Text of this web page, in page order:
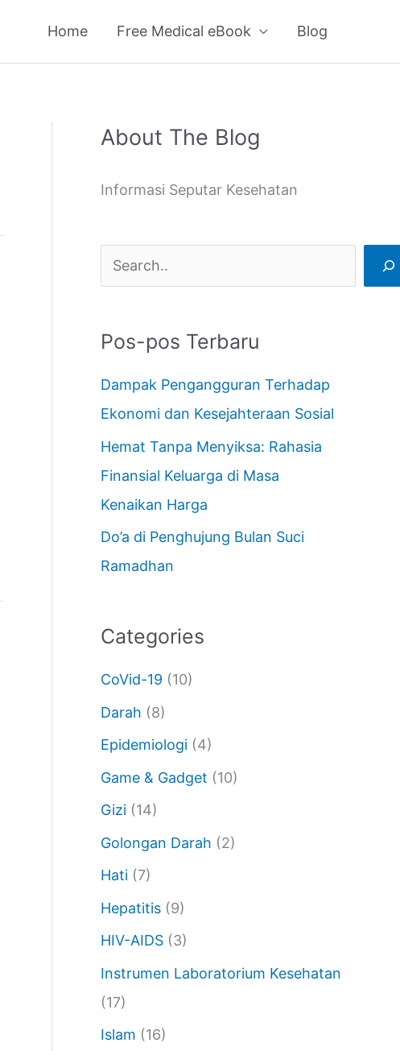
Home Free Medical eBook Blog
About The Blog
Informasi Seputar Kesehatan
C
r
Pos-pos Terbaru
Dampak Pengangguran Terhadap
Ekonomi dan Kesejahteraan Sosial
Hemat Tanpa Menyiksa: Rahasia
Finansial Keluarga di Masa
Kenaikan Harga
Do’a di Penghujung Bulan Suci
Ramadhan
Categories
CoVid-19 (10)
Darah (8)
Epidemiologi (4)
Game & Gadget (10)
Gizi (14)
Golongan Darah (2)
Hati (7)
Hepatitis (9)
HIV-AIDS (3)
Instrumen Laboratorium Kesehatan
(17)
Islam (16)